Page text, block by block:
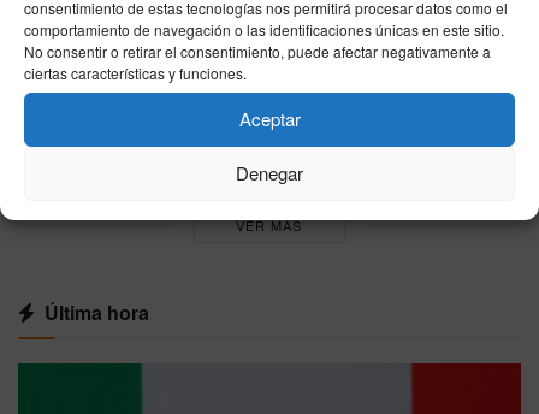
consentimiento de estas tecnologías nos permitirá procesar datos como el
comportamiento de navegación o las identificaciones únicas en este sitio.
No consentir o retirar el consentimiento, puede afectar negativamente a
ciertas características y funciones.
Aceptar
Denegar
El Gobierno destina 25 millones
extraordinarios para atender a los menores
migrantes llegados a Ceuta
04/08/2026
VER MÁS
Última hora